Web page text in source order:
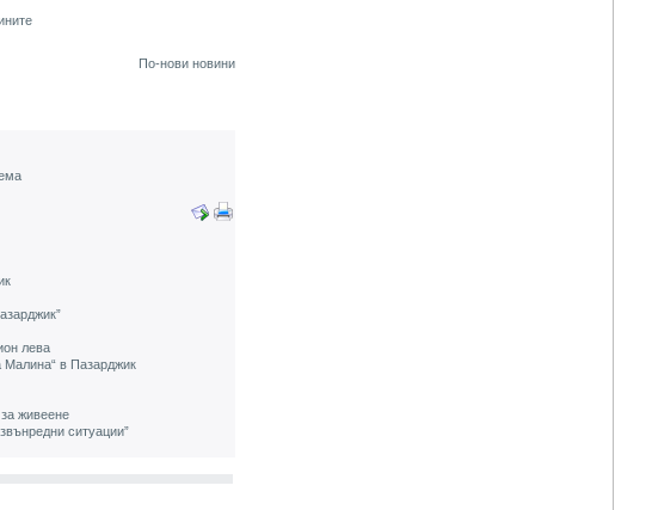
По-нови новини
лева
Малина“ в Пазарджик
живеене
ситуации”